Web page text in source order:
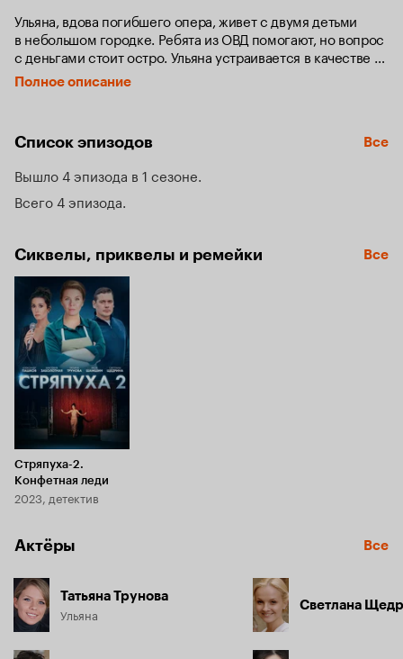
Ульяна, вдова погибшего опера, живет с двумя детьми
в небольшом городке. Ребята из ОВД помогают, но вопрос
с деньгами стоит остро. Ульяна устраивается в качестве
прислуги к одному из местных богатеев внезапно
женившемуся на столичной диве — певице Виктории.
умудряется разогнать всю прислугу оставшись вдвоём
только по меркам провинции, на самом деле
она второразрядная певица с не сложившейся карьерой,
в ОВД, Ульяне удается распутать уголовное дело,
в которое ввязалась хозяйка.
Полное описание
Список эпизодов Все
Вышло 4 эпизода в 1 сезоне
Всего 4 эпизода
Сиквелы, приквелы и ремейки Все
Стряпуха-2.
Конфетная леди
2023, детектив
Актёры Все
Татьяна Трунова
Ульяна Светлана